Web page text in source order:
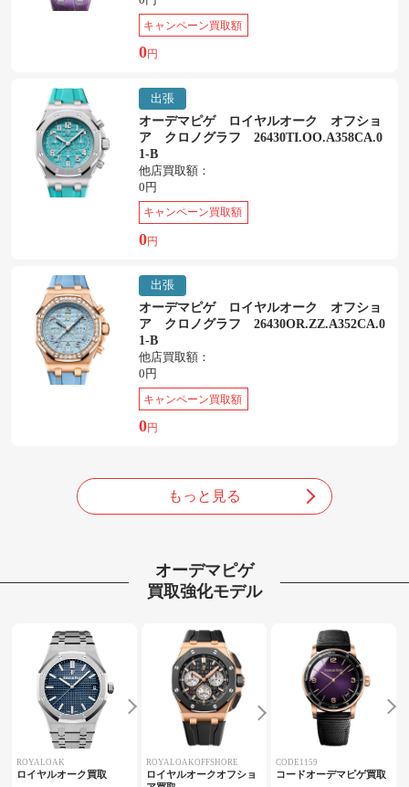
キャンペーン買取額
0円
出張
オーデマピゲ ロイヤルオーク オフショ
ア クロノグラフ 26430TI.OO.A358CA.0
1-B
他店買取額：
0円
キャンペーン買取額
0円
出張
オーデマピゲ ロイヤルオーク オフショ
ア クロノグラフ 26430OR.ZZ.A352CA.0
1-B
他店買取額：
0円
キャンペーン買取額
0円
もっと見る
オーデマピゲ
買取強化モデル
ROYALOAK
ロイヤルオーク買取
ROYALOAKOFFSHORE
ロイヤルオークオフショ
CODE1159
コードオーデマピゲ買取